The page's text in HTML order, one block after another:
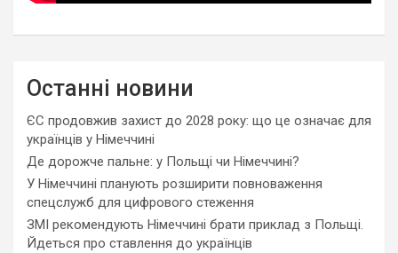
Останні новини
ЄС продовжив захист до 2028 року: що це означає для
українців у Німеччині
Де дорожче пальне: у Польщі чи Німеччині?
У Німеччині планують розширити повноваження
спецслужб для цифрового стеження
ЗМІ рекомендують Німеччині брати приклад з Польщі.
Йдеться про ставлення до українців